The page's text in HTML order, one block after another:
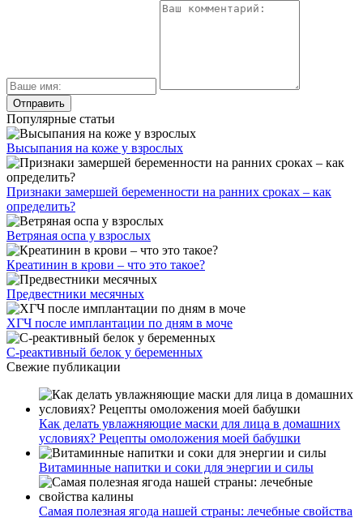
Популярные статьи
Высыпания на коже у взрослых
Признаки замершей беременности на ранних сроках – как
определить?
Ветряная оспа у взрослых
Креатинин в крови – что это такое?
Предвестники месячных
ХГЧ после имплантации по дням в моче
С-реактивный белок у беременных
Свежие публикации
Как делать увлажняющие маски для лица в домашних
условиях? Рецепты омоложения моей бабушки
Витаминные напитки и соки для энергии и силы
Самая полезная ягода нашей страны: лечебные свойства